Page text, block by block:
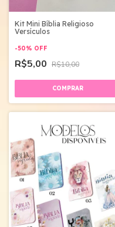
Kit Mini Bíblia Religioso
Versículos
-50% OFF
R$5,00 R$10,00